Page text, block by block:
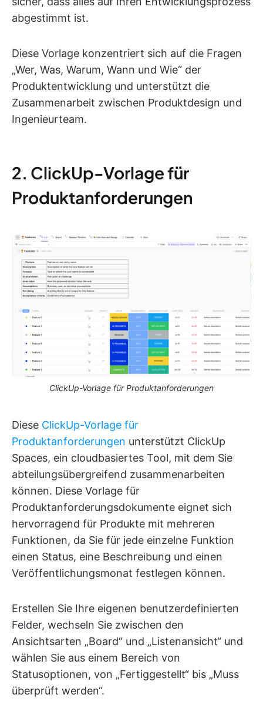
abgestimmt ist.
Diese Vorlage konzentriert sich auf die Fragen
„Wer, Was, Warum, Wann und Wie“ der
Produktentwicklung und unterstützt die
Zusammenarbeit zwischen Produktdesign und
Ingenieurteam.
2. ClickUp-Vorlage für
Produktanforderungen
ClickUp-Vorlage für Produktanforderungen
Diese ClickUp-Vorlage für
Produktanforderungen unterstützt ClickUp
Spaces, ein cloudbasiertes Tool, mit dem Sie
abteilungsübergreifend zusammenarbeiten
können. Diese Vorlage für
Produktanforderungsdokumente eignet sich
hervorragend für Produkte mit mehreren
Funktionen, da Sie für jede einzelne Funktion
einen Status, eine Beschreibung und einen
Veröffentlichungsmonat festlegen können.
Erstellen Sie Ihre eigenen benutzerdefinierten
Felder, wechseln Sie zwischen den
Ansichtsarten „Board“ und „Listenansicht“ und
wählen Sie aus einem Bereich von
Statusoptionen, von „Fertiggestellt“ bis „Muss
überprüft werden“.